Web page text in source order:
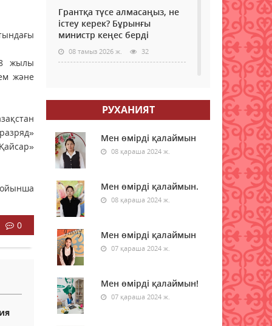
жылы
және
0
Грантқа түсе алмасаңыз, не
істеу керек? Бұрынғы
министр кеңес берді
08 тамыз 2026 ж. 32
қайта оралады -
синоптиктер
08 тамыз 2026 ж.
Елімізде бір тәулікте үш
орман өрті тіркелді
08 тамыз 2026 ж. 45
Синоптиктер Астана мен
Алматыда аптап ыстық
болатынын ескертті
08 тамыз 2026 ж.
Қазақстанда 7 тамызда үш
орман өрті тіркелді
08 тамыз 2026 ж.
РУХАНИЯТ
Мен өмірді қалаймын
08 қараша 2024 ж.
Мен өмірді қалаймын.
08 қараша 2024 ж.
Мен өмірді қалаймын
07 қараша 2024 ж.
Мен өмірді қалаймын!
07 қараша 2024 ж.